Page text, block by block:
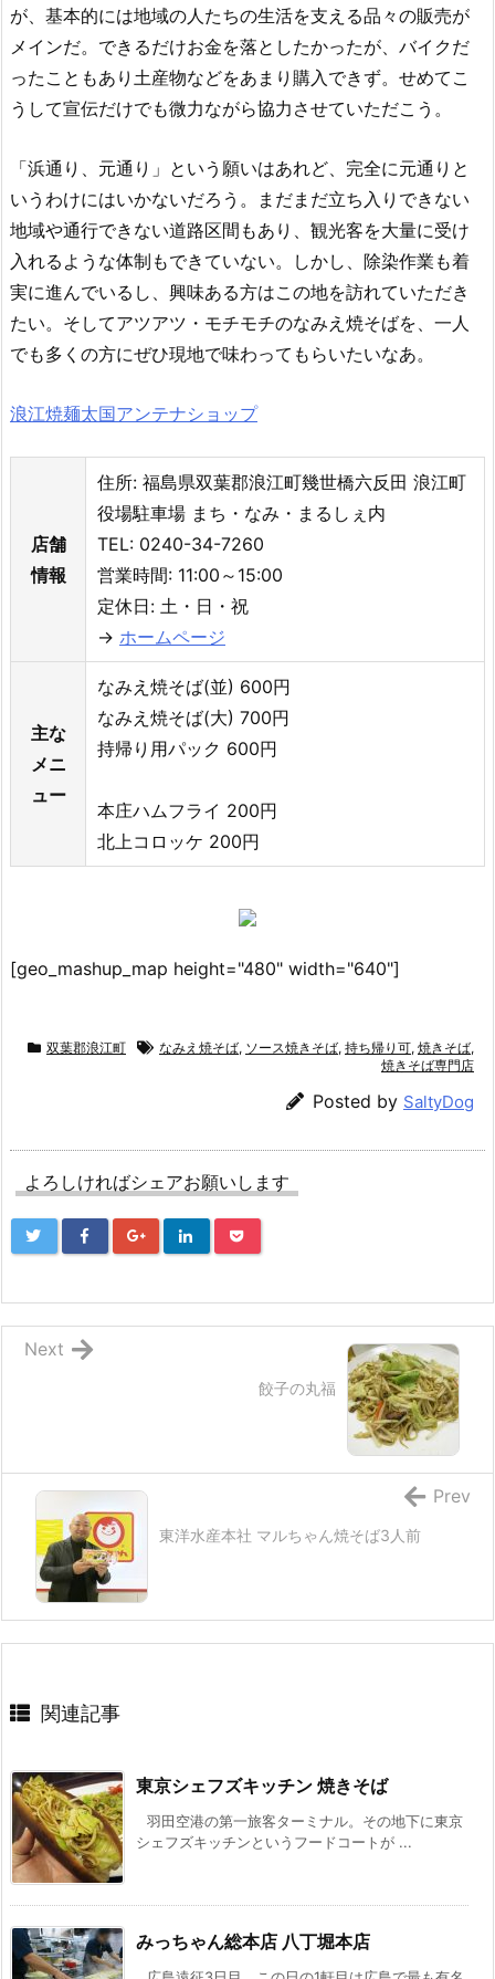
が、基本的には地域の人たちの生活を支える品々の販売が
メインだ。できるだけお金を落としたかったが、バイクだ
ったこともあり土産物などをあまり購入できず。せめてこ
うして宣伝だけでも微力ながら協力させていただこう。
「浜通り、元通り」という願いはあれど、完全に元通りと
いうわけにはいかないだろう。まだまだ立ち入りできない
地域や通行できない道路区間もあり、観光客を大量に受け
入れるような体制もできていない。しかし、除染作業も着
実に進んでいるし、興味ある方はこの地を訪れていただき
たい。そしてアツアツ・モチモチのなみえ焼そばを、一人
でも多くの方にぜひ現地で味わってもらいたいなあ。
浪江焼麺太国アンテナショップ
店舗
情報
住所: 福島県双葉郡浪江町幾世橋六反田 浪江町
役場駐車場 まち・なみ・まるしぇ内
TEL: 0240-34-7260
営業時間: 11:00～15:00
定休日: 土・日・祝
→ ホームページ
主な
メニ
ュー
なみえ焼そば(並) 600円
なみえ焼そば(大) 700円
持帰り用パック 600円
本庄ハムフライ 200円
北上コロッケ 200円
[geo_mashup_map height="480" width="640"]
双葉郡浪江町 なみえ焼そば, ソース焼きそば, 持ち帰り可, 焼きそば,
焼きそば専門店
Posted by SaltyDog
よろしければシェアお願いします
餃子の丸福
Next
東洋水産本社 マルちゃん焼そば3人前
Prev
関連記事
東京シェフズキッチン 焼きそば
羽田空港の第一旅客ターミナル。その地下に東京
シェフズキッチンというフードコートが ...
みっちゃん総本店 八丁堀本店